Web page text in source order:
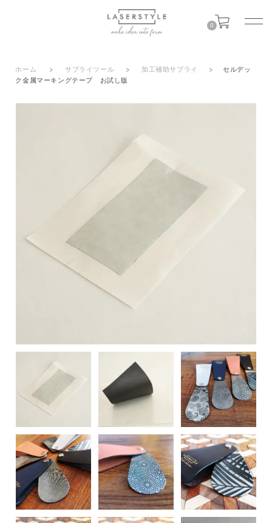
0
ホーム > サプライツール > 加工補助サプライ >
セルデッ
ク金属マーキングテープ お試し版